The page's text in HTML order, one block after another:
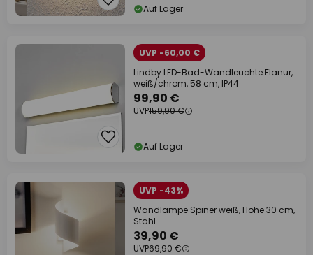
Auf Lager
UVP -60,00 €
Lindby LED-Bad-Wandleuchte Elanur,
weiß/chrom, 58 cm, IP44
99,90 €
UVP159,90 €
Auf Lager
UVP -43%
Wandlampe Spiner weiß, Höhe 30 cm,
Stahl
39,90 €
UVP69,90 €